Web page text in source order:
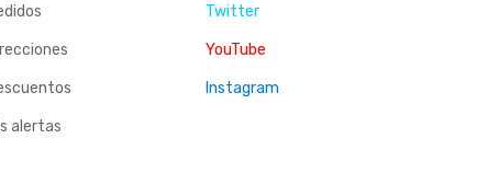
alertas
Twitter
YouTube
Instagram